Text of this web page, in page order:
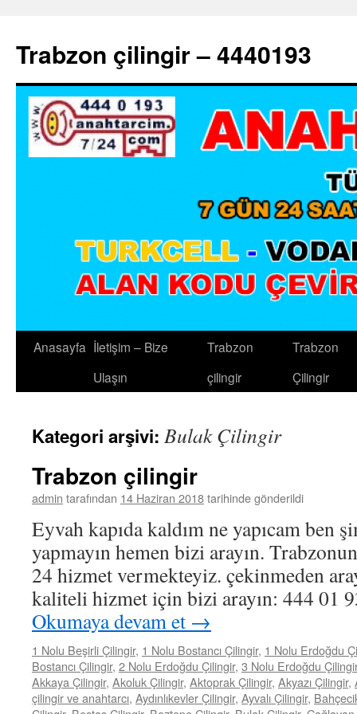
Trabzon çilingir – 4440193
İçeriğe
Anasayfa İletişim – Bize
Ulaşın
Trabzon
çilingir
Trabzon
Çilingir
Kategori arşivi: Bulak Çilingir
Trabzon çilingir
admin tarafından 14 Haziran 2018tarihinde gönderildi
Eyvah kapıda kaldım ne yapıcam ben
yapmayın hemen bizi arayın.
24 hizmet vermekteyiz. çekinmeden
kaliteli hizmet için bizi arayın: 444 01
Okumaya devam et →
1 Nolu Beşirli Çilingir, 1 Nolu Bostancı Çilingir, 1 Nolu Erdoğdu
Bostancı Çilingir, 2 Nolu Erdoğdu Çilingir, 3 Nolu Erdoğdu Çilingir
Akkaya Çilingir, Akoluk Çilingir, Aktoprak Çilingir, Akyazı Çilingir,
çilingir ve anahtarcı, Aydınlıkevler Çilingir, Ayvalı Çilingir,